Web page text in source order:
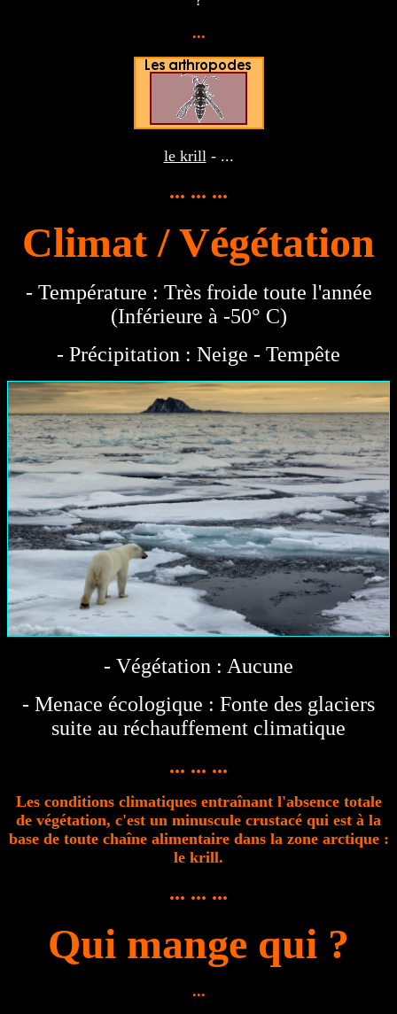
...
le krill- ...
... ... ...
Climat / Végétation
- Température : Très froide toute l'année
(Inférieure à -50° C)
- Précipitation : Neige - Tempête
- Végétation : Aucune
- Menace écologique : Fonte des glaciers
suite au réchauffement climatique
... ... ...
Les conditions climatiques entraînant l'absence totale
de végétation, c'est un minuscule crustacé qui est à la
base de toute chaîne alimentaire dans la zone arctique :
le krill.
... ... ...
Qui mange qui ?
...